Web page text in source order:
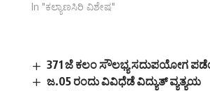
In "ಕಲ್ಯಾಣಸಿರಿ ವಿಶೇಷ"
371 ಜೆ ಕಲಂ ಸೌಲಭ್ಯ ಸದುಪಯೋಗ
ಜ.05 ರಂದು ವಿವಿಧೆಡೆ ವಿದ್ಯುತ್ ವ್ಯತ್ಯಯ